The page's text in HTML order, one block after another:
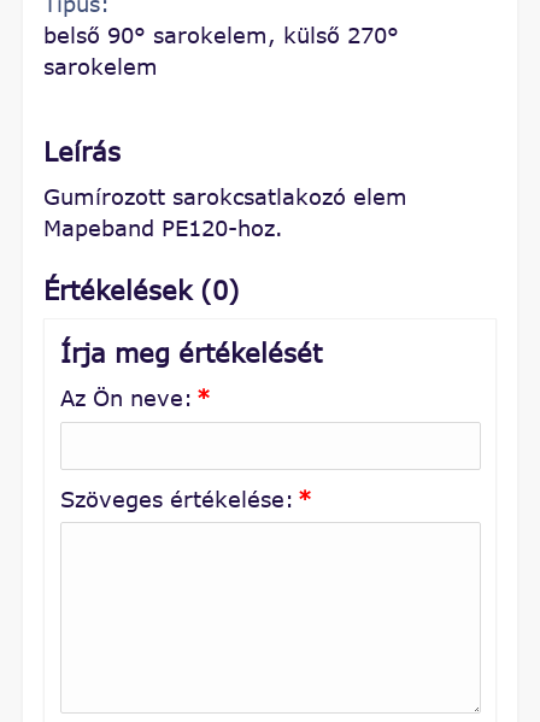
belső 90° sarokelem, külső 270°
sarokelem
Leírás
Gumírozott sarokcsatlakozó elem
Mapeband PE120-hoz.
Értékelések (0)
Írja meg értékelését
Az Ön neve: *
Szöveges értékelése: *